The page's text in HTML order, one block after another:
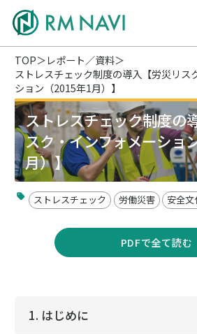
TOP
レポート／資料
ストレスチェック制度の導入【労災リス
ション（2015年1月）】
ストレスチェック制度の
スク・インフォメーショ
月）】
ストレスチェック 労働災害 安全
PDFで全て読む
1. はじめに